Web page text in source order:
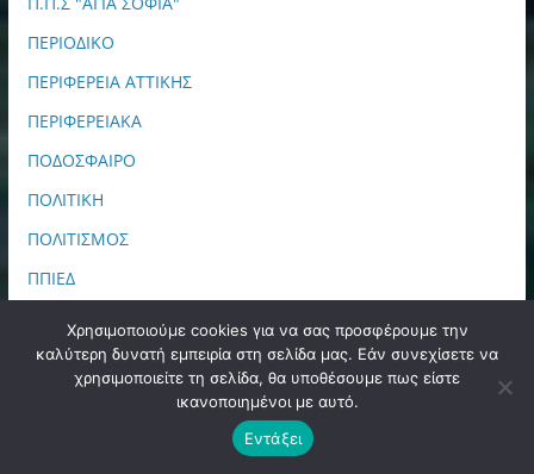
ΠΕΡΙΟΔΙΚΟ
ΠΕΡΙΦΕΡΕΙΑ ΑΤΤΙΚΗΣ
ΠΕΡΙΦΕΡΕΙΑΚΑ
ΠΟΔΟΣΦΑΙΡΟ
ΠΟΛΙΤΙΚΗ
ΠΟΛΙΤΙΣΜΟΣ
ΠΠΙΕΔ
ΣΑΝ ΣΗΜΕΡΑ
Χρησιμοποιούμε cookies για να σας προσφέρουμε την
καλύτερη δυνατή εμπειρία στη σελίδα μας. Εάν συνεχίσετε να
χρησιμοποιείτε τη σελίδα, θα υποθέσουμε πως είστε
ικανοποιημένοι με αυτό.
Εντάξει